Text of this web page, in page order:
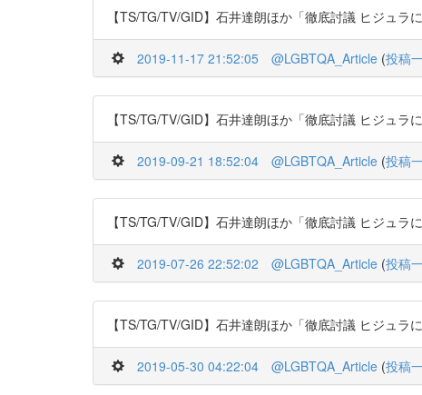
【TS/TG/TV/GID】石井達朗ほか「徹底討議 ヒジュ
2019-11-17 21:52:05 @LGBTQA_Article (投稿
【TS/TG/TV/GID】石井達朗ほか「徹底討議 ヒジュ
2019-09-21 18:52:04 @LGBTQA_Article (投稿
【TS/TG/TV/GID】石井達朗ほか「徹底討議 ヒジュ
2019-07-26 22:52:02 @LGBTQA_Article (投稿
【TS/TG/TV/GID】石井達朗ほか「徹底討議 ヒジュ
2019-05-30 04:22:04 @LGBTQA_Article (投稿